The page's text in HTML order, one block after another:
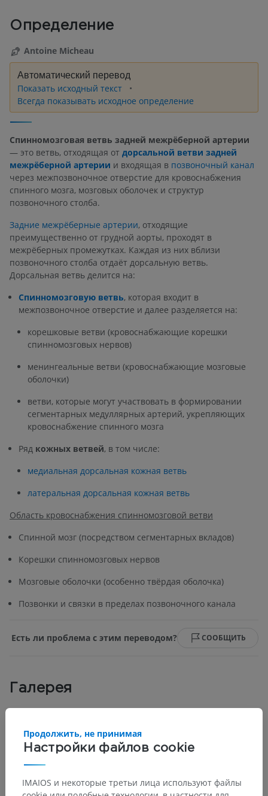
Определение
Antoine Micheau
Автоматический перевод
Показать исходный текст
Всегда показывать исходное определение
Спинномозговая ветвь задней межрёберной артерии
— это ветвь, отходящая от дорсальной ветви задней
межрёберной артерии и входящая в позвоночный канал
через межпозвоночное отверстие для кровоснабжения
спинного мозга, мозговых оболочек и структур
позвоночного столба.
Задние межрёберные артерии, отходящие
преимущественно от грудной аорты, проходят в
межрёберных промежутках. Каждая из них вблизи
позвоночного столба отдаёт дорсальную ветвь.
Дорсальная ветвь делится на:
Спинномозговую ветвь, которая входит в
межпозвоночное отверстие и далее разделяется на:
корешковые ветви (кровоснабжающие корешки
спинномозговых нервов)
менингеальные ветви (кровоснабжающие мозговые
оболочки)
ветви, которые могут участвовать в формировании
сегментарных медуллярных артерий, укрепляющих
кровоснабжение спинного мозга
Ряд кожных ветвей, в том числе:
медиальная дорсальная кожная ветвь
латеральная дорсальная кожная ветвь
Область кровоснабжения спинномозговой ветви
Спинной мозг (посредством сегментарных вкладов)
Корешки спинномозговых нервов
Мозговые оболочки (особенно твёрдая оболочка)
Позвонки и связки в пределах позвоночного канала
Есть ли проблема с этим переводом? СООБЩИТЬ
Галерея
Настройки файлов cookie
Продолжить, не принимая
IMAIOS и некоторые третьи лица используют файлы